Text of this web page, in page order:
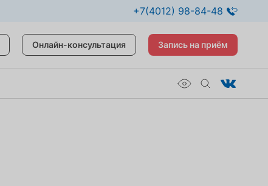
+7(4012) 98-84-48
Онлайн-консультация Запись на приём